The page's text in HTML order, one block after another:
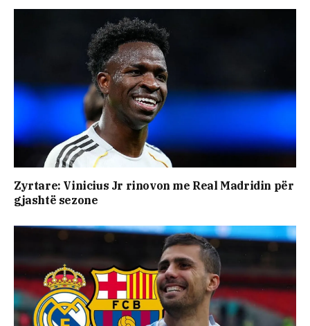
Zyrtare: Vinicius Jr rinovon me Real Madridin për
gjashtë sezone